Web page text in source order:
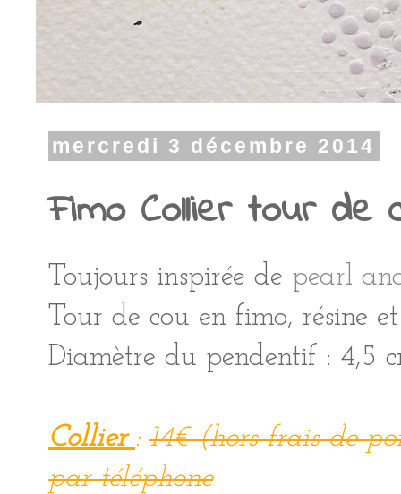
mercredi 3 décembre 2014
Fimo Collier tour de
Toujours inspirée de pearl
Tour de cou en fimo, résine
Diamètre du pendentif : 4,5
Collier : 14€ (hors frais de
partéléphone